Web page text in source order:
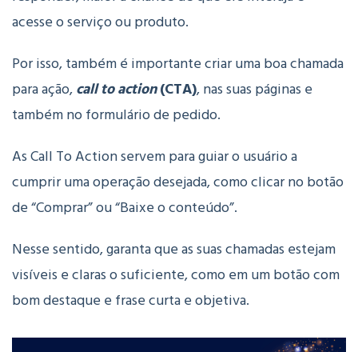
acesse o serviço ou produto.
Por isso, também é importante criar uma boa chamada
para ação,call to action(CTA), nas suas páginas e
também no formulário de pedido.
As Call To Action servem para guiar o usuário a
cumprir uma operação desejada, como clicar no botão
de “Comprar” ou “Baixe o conteúdo”.
Nesse sentido, garanta que as suas chamadas estejam
visíveis e claras o suficiente, como em um botão com
bom destaque e frase curta e objetiva.